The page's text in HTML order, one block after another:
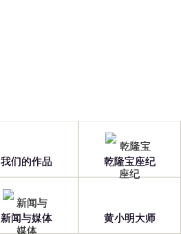
我们的作品 乾隆宝座纪
新闻与媒体 黄小明大师